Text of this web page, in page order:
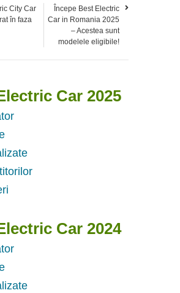
City Car
în faza
Începe Best Electric
Car in Romania 2025
– Acestea sunt
modelele eligibile!
Car 2025
Car 2024